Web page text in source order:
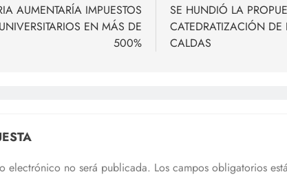
AUMENTARÍA IMPUESTOS
EN MÁS DE
500%
SE HUNDIÓ LA
CATEDRATIZACIÓN
CALDAS
electrónico no será publicada. Los campos obligatorios